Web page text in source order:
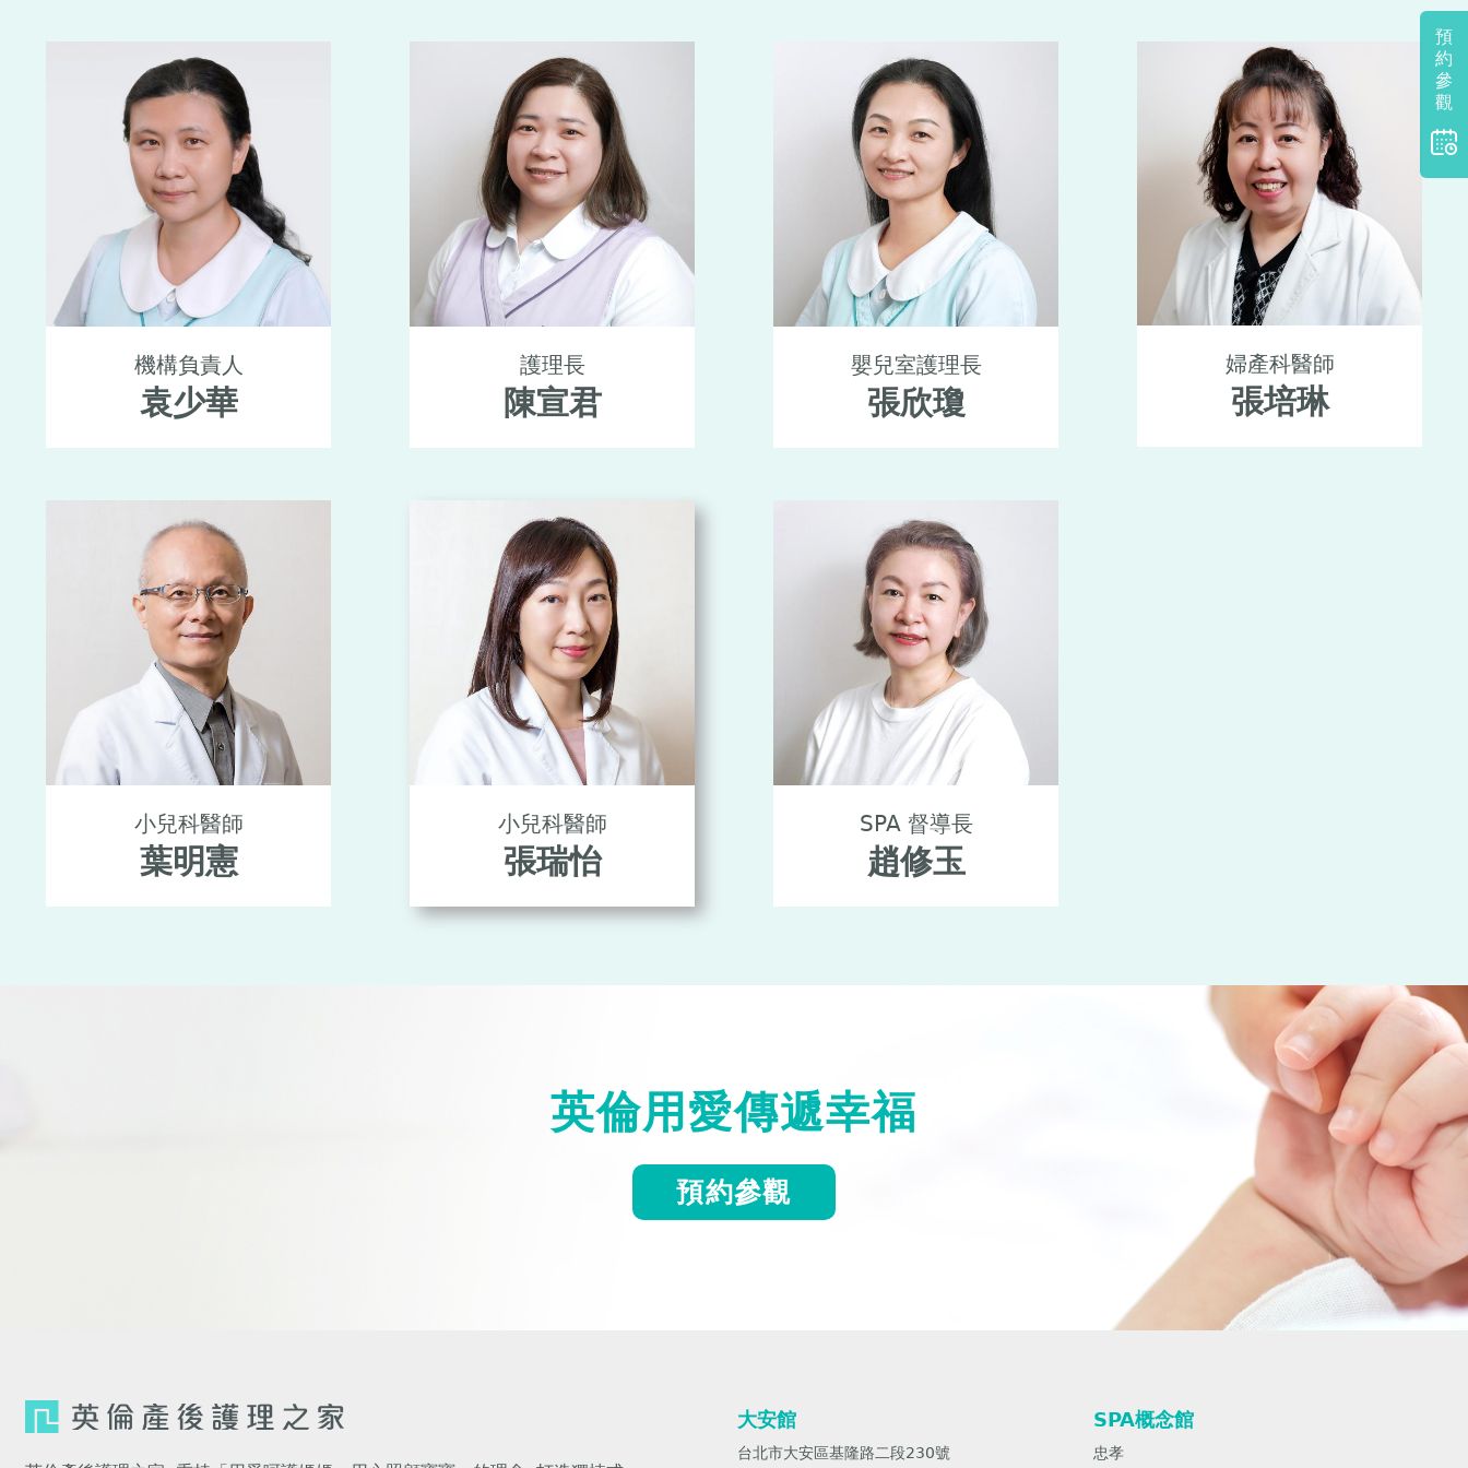
預
約
參
觀
機構負責人
袁少華
護理長
陳宣君
嬰兒室護理長
張欣瓊
婦產科醫師
張培琳
小兒科醫師
葉明憲
小兒科醫師
張瑞怡
SPA 督導長
趙修玉
英倫用愛傳遞幸福
預約參觀
大安館
台北市大安區基隆路二段230號
SPA概念館
忠孝